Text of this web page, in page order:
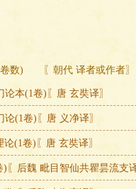
) 〖朝代 译者或作者〗
论本(1卷)〖唐 玄奘译〗
论(1卷)〖唐 义净译〗
论(1卷)〖唐 玄奘译〗
)〖后魏 毗目智仙共瞿昙流支